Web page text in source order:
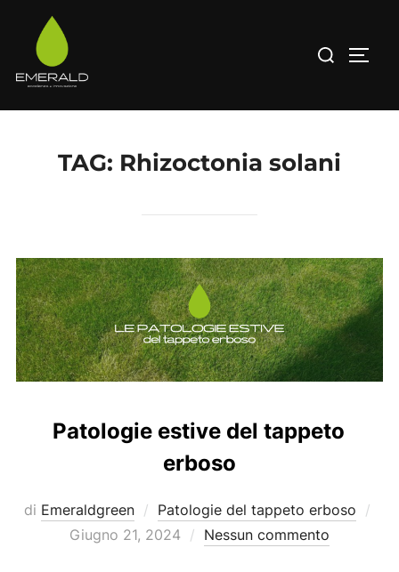
contenuto
Cerca
TAG: Rhizoctonia solani
Patologie estive del tappeto
erboso
di Emeraldgreen Patologie del tappeto erboso
Giugno 21, 2024 Nessun commento